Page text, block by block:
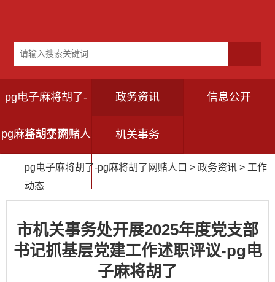
pg电子麻将胡了-
pg麻将胡了网赌人
口
政务资讯 信息公开
互动交流 机关事务
pg电子麻将胡了-pg麻将胡了网赌人口 > 政务资讯 > 工作
动态
市机关事务处开展2025年度党支部
书记抓基层党建工作述职评议-pg电
子麻将胡了